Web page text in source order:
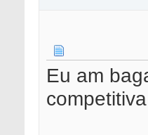
Eu am